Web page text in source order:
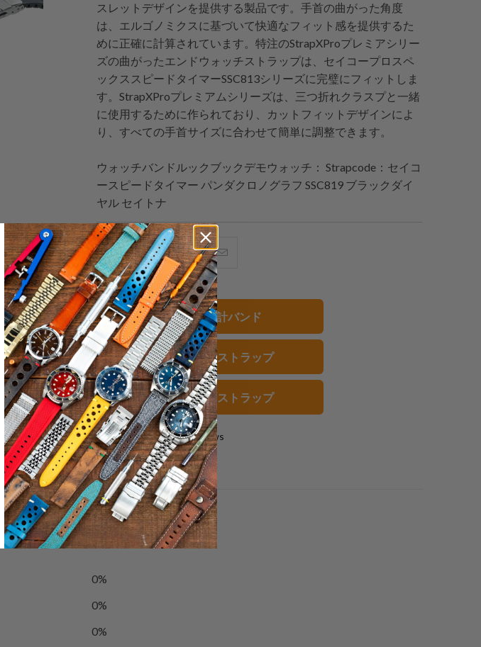
スレットデザインを提供する製品です。手首の曲がった角度
は、エルゴノミクスに基づいて快適なフィット感を提供するた
めに正確に計算されています。特注のStrapXProプレミアシリー
ズの曲がったエンドウォッチストラップは、セイコープロスペ
ックススピードタイマーSSC813シリーズに完璧にフィットしま
す。StrapXProプレミアムシリーズは、三つ折れクラスプと一緒
に使用するために作られており、カットフィットデザインによ
り、すべての手首サイズに合わせて簡単に調整できます。
ウォッチバンドルックブックデモウォッチ： Strapcode ：セイコ
ースピードタイマー パンダクロノグラフ SSC819 ブラックダイ
ヤル セイトナ
こ
の
内
容
を
Twitter
で
共
有
す
る
Facebook
で
共
有
す
る
Pinterest
で
共
有
す
る
ル
を
友
達
に
送
20mm 腕時計バンド
ラバー 腕時計ストラップ
グレー 腕時計ストラップ
0 reviews
0%
0%
0%